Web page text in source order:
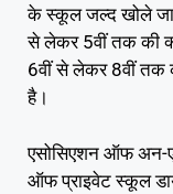
के स्कूल जल्द खोले
से लेकर 5वीं तक की
6वीं से लेकर 8वीं तक
है।
एसोसिएशन ऑफ अन-
ऑफ प्राइवेट स्कूल